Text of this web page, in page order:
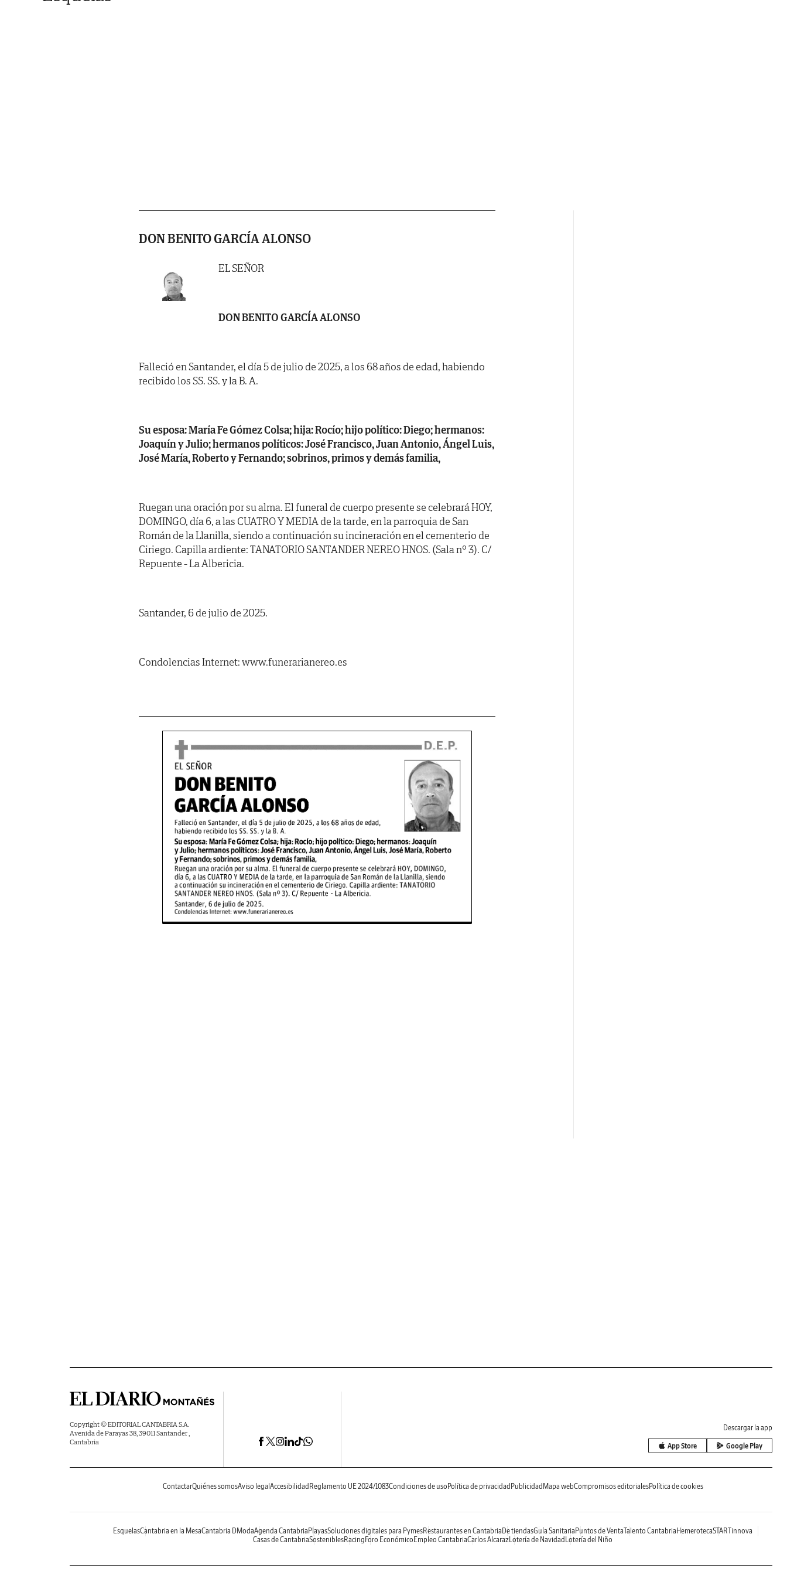
DON BENITO GARCÍA ALONSO
EL SEÑOR
DON BENITO GARCÍA ALONSO
Falleció en Santander, el día 5 de julio de 2025, a los 68 años de edad, habiendo
recibido los SS. SS. y la B. A.
Su esposa: María Fe Gómez Colsa; hija: Rocío; hijo político: Diego; hermanos:
Joaquín y Julio; hermanos políticos: José Francisco, Juan Antonio, Ángel Luis,
José María, Roberto y Fernando; sobrinos, primos y demás familia,
Ruegan una oración por su alma. El funeral de cuerpo presente se celebrará HOY,
DOMINGO, día 6, a las CUATRO Y MEDIA de la tarde, en la parroquia de San
Román de la Llanilla, siendo a continuación su incineración en el cementerio de
Ciriego. Capilla ardiente: TANATORIO SANTANDER NEREO HNOS. (Sala nº 3). C/
Repuente - La Albericia.
Santander, 6 de julio de 2025.
Condolencias Internet: www.funerarianereo.es
Copyright © EDITORIAL CANTABRIA S.A.
Avenida de Parayas 38, 39011 Santander ,
Cantabria
Descargar la app
App Store Google Play
ContactarQuiénes somosAviso legal Accesibilidad Reglamento UE 2024/1083Condiciones de uso Política de privacidad Publicidad Mapa webCompromisos editorialesPolítica de cookies
EsquelasCantabria en la MesaCantabria DModaAgenda Cantabria PlayasSoluciones digitales para PymesRestaurantes en Cantabria De tiendasGuía Sanitaria Puntos de VentaTalento Cantabria HemerotecaSTARTinnova
Casas de CantabriaSosteniblesRacing Foro Económico Empleo CantabriaCarlos AlcarazLotería de Navidad Lotería del Niño